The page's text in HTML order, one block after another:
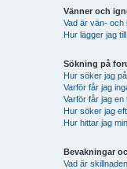
Vänner och
Vad är vän- och
Hur lägger jag
Sökning på
Hur söker jag
Varför får jag
Varför får jag
Hur söker jag
Hur hittar jag
Bevakningar
Vad är